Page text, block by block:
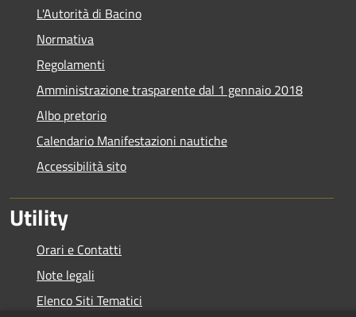
L'Autorità di Bacino
Normativa
Regolamenti
Amministrazione trasparente dal 1 gennaio 2018
Albo pretorio
Calendario Manifestazioni nautiche
Accessibilità sito
Utility
Orari e Contatti
Note legali
Elenco Siti Tematici